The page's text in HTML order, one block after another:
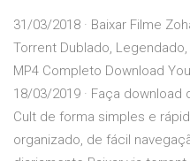
31/03/2018 · Baixar Filme
Torrent Dublado, Legendado,
MP4 Completo Download
18/03/2019 · Faça download
Cult de forma simples e
organizado, de fácil